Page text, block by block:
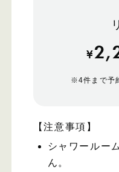
¥
※4件まで予
【注意事項】
シャワールー
ん。